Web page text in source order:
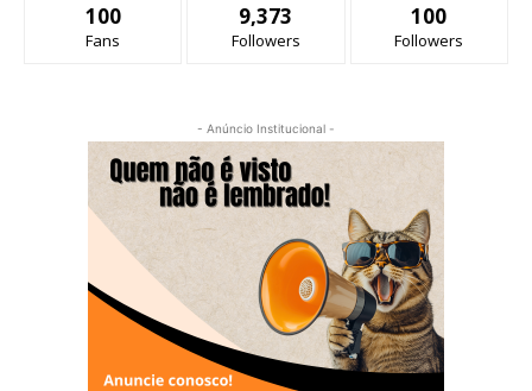
100
Fans
9,373
Followers
100
Followers
- Anúncio Institucional -